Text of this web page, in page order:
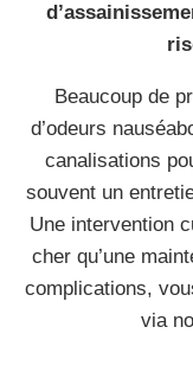
Beaucoup de
d’odeurs
canalisations
souvent un
Une intervention
cher qu’une
complications,
via